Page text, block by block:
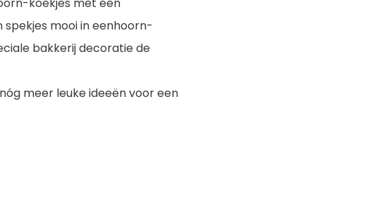
mooi in eenhoorn-
bakkerij decoratie de
meer leuke ideeën voor een